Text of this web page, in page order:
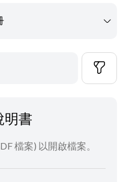
明書
檔案) 以開啟檔案。